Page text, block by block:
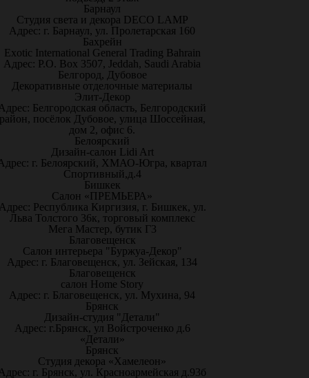
Барнаул
Студия света и декора DECO LAMP
Адрес: г. Барнаул, ул. Пролетарская 160
Бахрейн
Exotic International General Trading Bahrain
Адрес: P.O. Box 3507, Jeddah, Saudi Arabia
Белгород, Дубовое
Декоративные отделочные материалы
Элит-Декор
Белгородская область, Белгородский
посёлок Дубовое, улица Шоссейная,
дом 2, офис 6.
Белоярский
Дизайн-салон Lidi Art
г. Белоярский, ХМАО-Югра, квартал
Спортивный,д.4
Бишкек
Салон «ПРЕМЬЕРА»
Республика Киргизия, г. Бишкек, ул.
Льва Толстого 36к, торговый комплекс
Мега Мастер, бутик Г3
Благовещенск
Салон интерьера "Буржуа-Декор"
Адрес: г. Благовещенск, ул. Зейская, 134
Благовещенск
салон Home Story
Адрес: г. Благовещенск, ул. Мухина, 94
Брянск
Дизайн-студия "Детали"
Адрес: г.Брянск, ул Войстроченко д.6
«Детали»
Брянск
Студия декора «Хамелеон»
г. Брянск, ул. Красноармейская д.93б